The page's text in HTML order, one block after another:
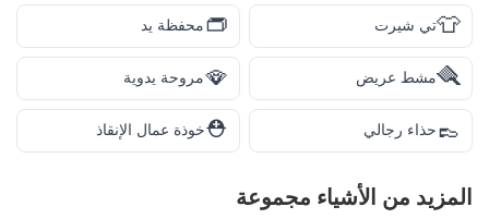
👕تي شيرت 👝محفظة يد
🪮مشط عريض 🪭مروحة يدوية
👞حذاء رجالي ⛑️خوذة عمال الإنقاذ
المزيد من الأشياء مجموعة